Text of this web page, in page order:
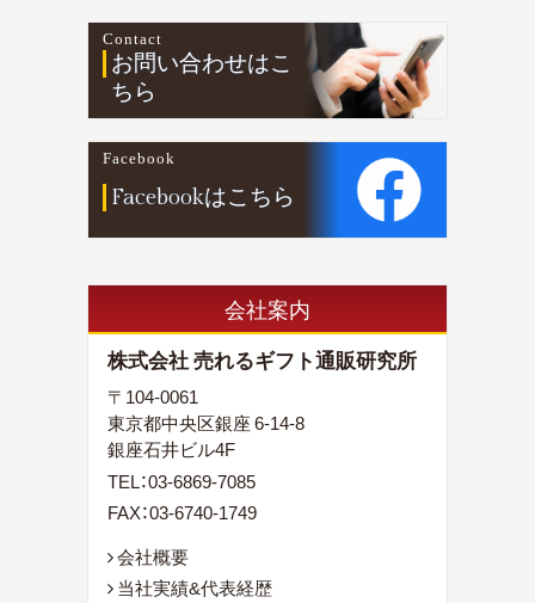
Contact
お問い合わせはこ
ちら
Facebook
Facebookはこちら
会社案内
株式会社 売れるギフト通販研究所
〒104-0061
東京都中央区銀座 6-14-8
銀座石井ビル4F
TEL：03-6869-7085
FAX：03-6740-1749
会社概要
当社実績&代表経歴